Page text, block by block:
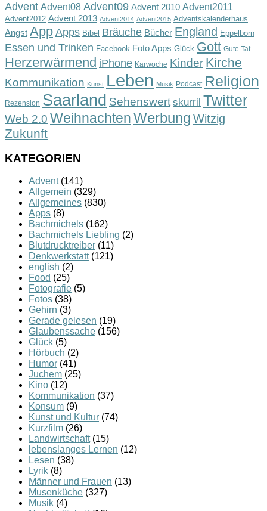
Advent Advent08 Advent09 Advent 2010 Advent2011
Advent2012 Advent 2013 Advent2014 Advent2015 Adventskalenderhaus
Angst App Apps Bibel Bräuche Bücher England Eppelborn
Essen und Trinken Facebook Foto Apps Glück Gott Gute Tat
Herzerwärmend iPhone Karwoche Kinder Kirche
Kommunikation Kunst Leben Musik Podcast Religion
Rezension Saarland Sehenswert skurril Twitter
Web 2.0 WeihnachtenWerbung Witzig
Zukunft
KATEGORIEN
Advent(141)
Allgemein (329)
Allgemeines (830)
Apps (8)
Bachmichels (162)
Bachmichels Liebling (2)
Blutdrucktreiber (11)
Denkwerkstatt(121)
english (2)
Food (25)
Fotografie (5)
Fotos (38)
Gehirn (3)
Gerade gelesen (19)
Glaubenssache (156)
Glück (5)
Hörbuch (2)
Humor (41)
Juchem (25)
Kino (12)
Kommunikation (37)
Konsum (9)
Kunst und Kultur (74)
Kurzfilm (26)
Landwirtschaft(15)
lebenslanges Lernen (12)
Lesen (38)
Lyrik (8)
Männer und Frauen (13)
Musenküche (327)
Musik (4)